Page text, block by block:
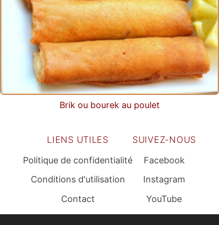
Brik ou bourek au poulet
LIENS UTILES
Politique de confidentialité
Conditions d'utilisation
Contact
SUIVEZ-NOUS
Facebook
Instagram
YouTube